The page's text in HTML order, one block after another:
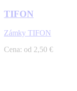
TIFON
Zámky TIFON
Cena: od 2,50 €